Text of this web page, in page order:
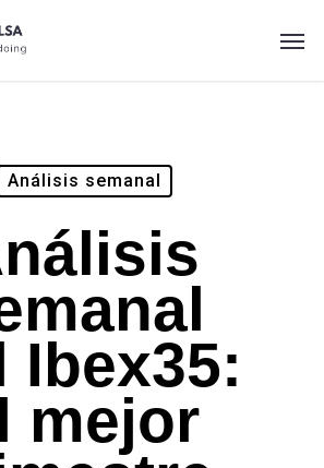
Análisis semanal
Ibex35:
mejor